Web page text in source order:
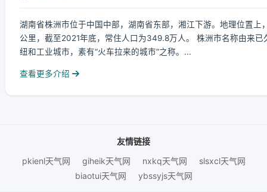
湖南省株洲市位于中国中部，湖南省东部，湘江下游。地理位置
公里，截至2021年底，常住人口为349.8万人。 株洲市名称由来
纽和工业城市，素有“火车拉来的城市”之称。...
查看更多介绍
友情链接
pkienl天气网
giheik天气网 nxkq天气网
slsxcl天气网
biaotui天气网
ybssyjs天气网